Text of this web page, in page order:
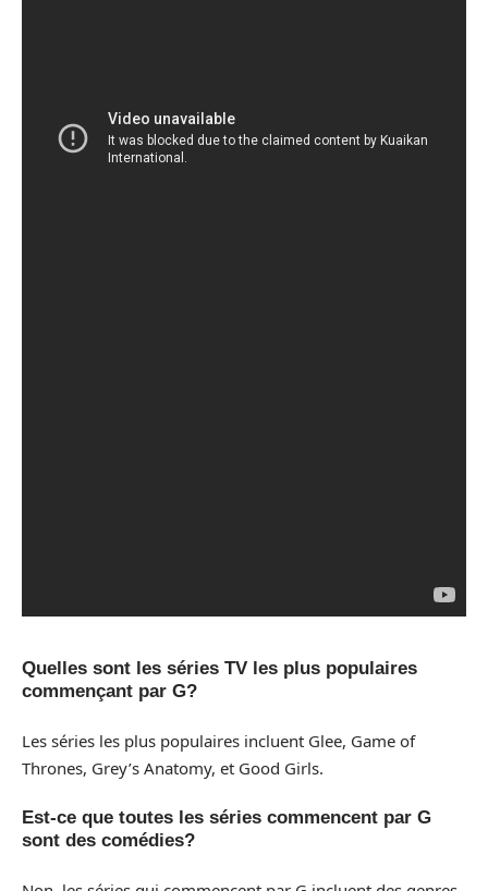
Quelles sont les séries TV les plus populaires
commençant par G?
Les séries les plus populaires incluent Glee, Game of
Thrones, Grey’s Anatomy, et Good Girls.
Est-ce que toutes les séries commencent par G
sont des comédies?